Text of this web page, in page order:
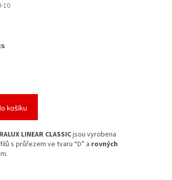
10
košíku
LINEAR CLASSICjsou vyrobena
s průřezem ve tvaru “D” a rovných